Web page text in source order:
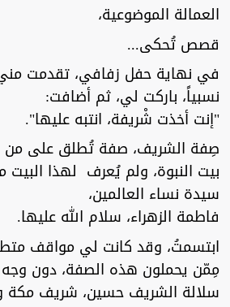
العمالة الموضوعية،
قصص تُحكى...
في نهاية حفل زفافي، تقدمت مني
نسبياً، باركت لي، ثم أضافت:
"إنت أخذت شْريفة، انتبه عليها".
صِفة الشريف، صفة تُطلق على من
بيت النبوة، ولم يُعرف لهذا البيت
سيدة نساء العالمين،
فاطمة الزهراء، سلام الله عليها.
ابتسمتُ، وقد كانت لي مواقف
مِمّن يحملون هذه الصفة، دون
سلالة الشريف حسين، شريف مكة